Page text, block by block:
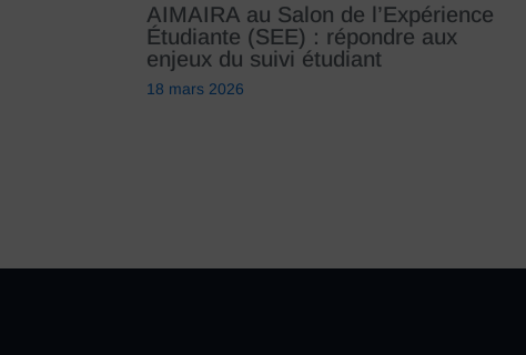
AIMAIRA au Salon de l’Expérience
Étudiante (SEE) : répondre aux
enjeux du suivi étudiant
18 mars 2026